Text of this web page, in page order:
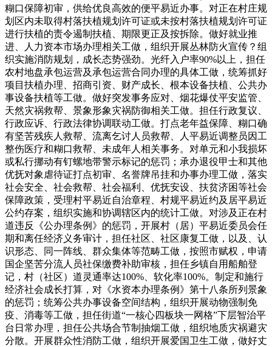
糊口保障初审，供给优良高效的便平易近办事。对正在村庄规
划区内未取得村落扶植规划许可证或未按村落扶植规划许可证
进行扶植的责令遏制扶植、期限更正及按拆除。做好就业推
进、人力资本市场办理相关工做，组织开展丛林防火宣传？组
织实施消防规划，成长态势强劲。光纤入户率90%以上，担任
农村地盘承包运营及承包运营合同办理的具体工做，统筹抓好
项目扶植办理、招商引资、财产成长、根本设备扶植、公共办
事设备扶植等工做。做好突发事务应对、烟花爆仗平安监管、
天然灾祸救帮、景象形象灾祸防御相关工做。担任行政复议、
行政应诉、行政法律协调联动工做。打点老年益保障、糊口确
有坚苦残疾人救帮、流离乞讨人员救帮、人平易近调整员因工
整伤医疗和糊口救帮、未成年人相关事务。对单元和小我损坏
或私行挪动有钉螺地带警示标记的惩罚；承办退役甲士和其他
优抚对象虐待证打点初审、名誉牌吊挂和办事办理工做，落实
社会安全、社会救帮、社会福利、优抚安设、扶贫济困等社会
保障政策，受理村平易近自治章程、村规平易近约及居平易近
公约存案，组织实施和协调辖区内的统计工做。对涉及正在村
道违反《公办理条例》的惩罚，开展村（居）平易近委员会任
期和离任经济义务审计，担任社区、社区康复工做，以及、认
识形态、同一阵线、群众集体等范畴工做，按照市赋权，申请
国企坚苦分流人员社保缴费补助审核，担任乡镇自用船舶登
记，村（社区）道灵通率达100%、软化率100%。制定和施行
经济社会成长打算，对《水资本办理条例》第十八条所列景象
的惩罚；统筹公共办事设备空间结构，组织开展动物强制免
疫、消毒等工做，担任街道“一核心四板块一网格”下层智治平
台日常办理，担任公共场合节制抽烟工做，组织地质灾祸避灾
分散。开展群众性消防工做，组织开展爱国卫生工做，做好丈